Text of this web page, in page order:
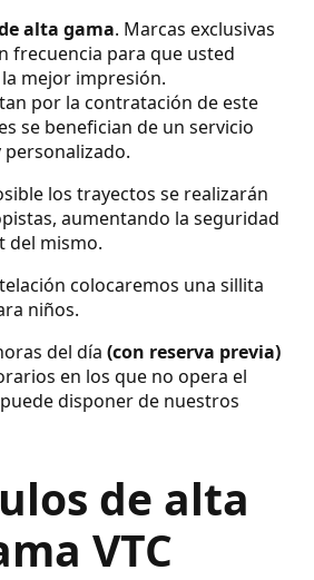
alta gama. Marcas exclusivas
frecuencia para que usted
mejor impresión.
por la contratación de este
se benefician de un servicio
los trayectos se realizarán
aumentando la seguridad
del mismo.
colocaremos una sillita
niños.
del día (con reserva previa)
en los que no opera el
disponer de nuestros
de alta
VTC